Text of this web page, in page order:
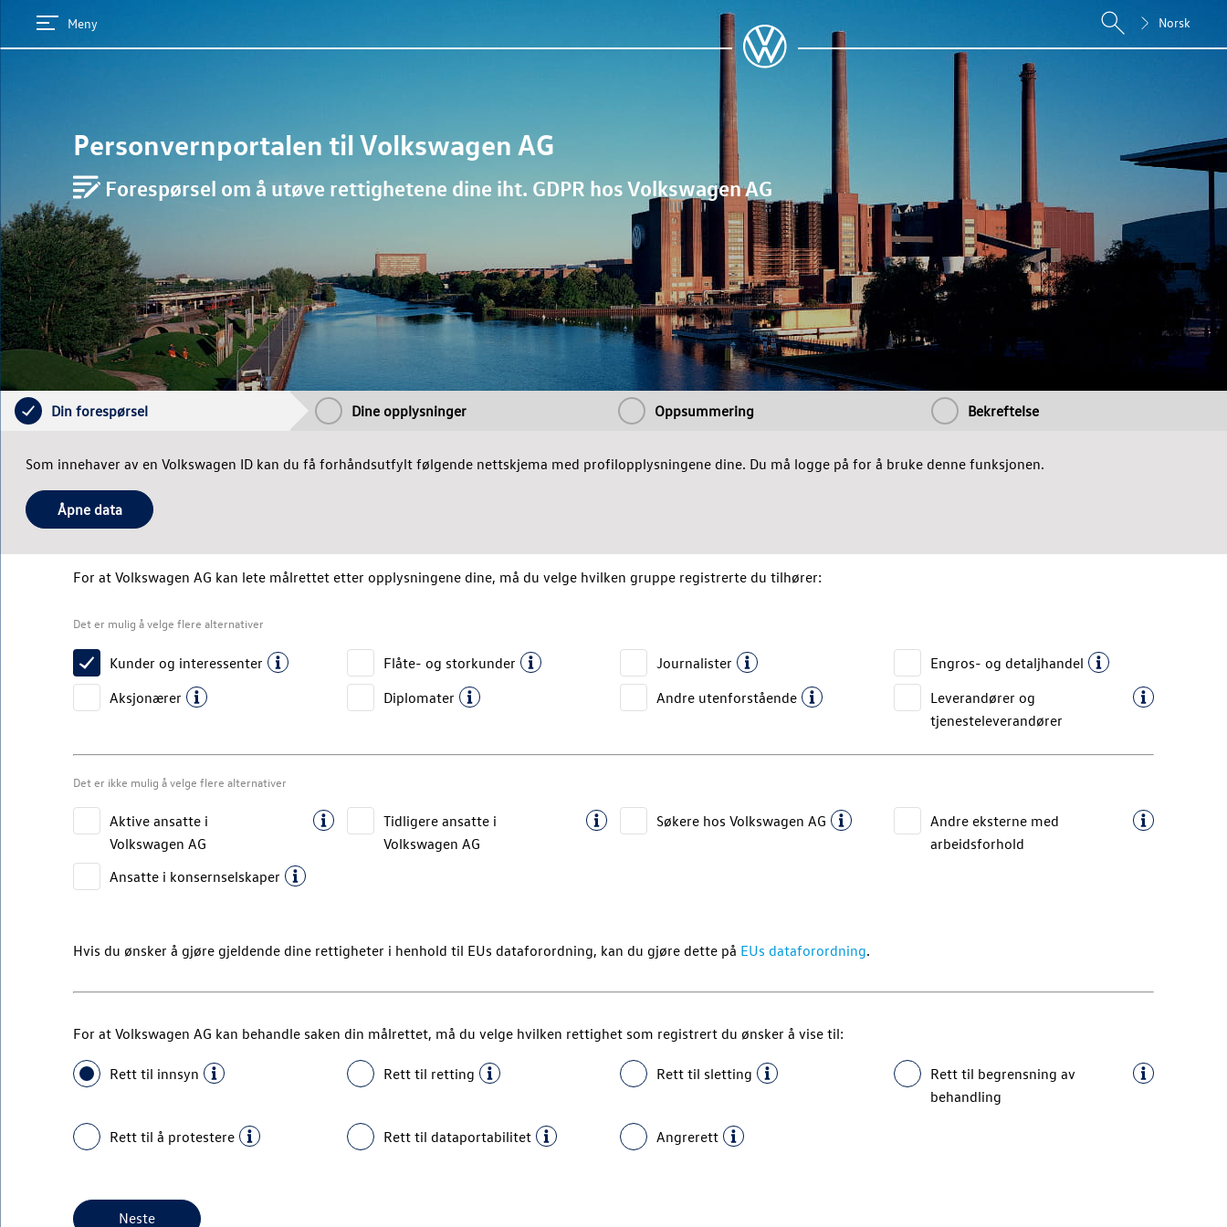
Meny Norsk
Personvernportalen tilVolkswagen AG
Forespørsel om å utøve rettighetene dine iht. GDPR hosVolkswagen AG
Din forespørsel Dine opplysninger Oppsummering Bekreftelse
Som innehaver av en Volkswagen ID kan du få forhåndsutfylt følgende nettskjema med profilopplysningene dine. Du må logge på for å bruke denne funksjonen.
Åpne data
For at Volkswagen AG kan lete målrettet etter opplysningene dine, må du velge hvilken gruppe registrerte du tilhører:
Det er mulig å velge flere alternativer
Kunder og interessenter Flåte- og storkunder Journalister
Engros- og detaljhandel
Aksjonærer
Diplomater Andre utenforstående
Leverandører og
tjenesteleverandører
Det er ikke mulig å velge flere alternativer
Aktive ansatte i
Volkswagen AG
Tidligere ansatte i
Volkswagen AG
Søkere hos Volkswagen AG
Andre eksterne med
arbeidsforhold
Ansatte i konsernselskaper
Hvis du ønsker å gjøre gjeldende dine rettigheter i henhold til EUs dataforordning, kan du gjøre dette på EUs dataforordning.
For at Volkswagen AG kan behandle saken din målrettet, må du velge hvilken rettighet som registrert du ønsker å vise til:
Rett til innsyn Rett til retting Rett til sletting
Rett til begrensning av
behandling
Rett til å protestere Rett til dataportabilitet Angrerett
Neste